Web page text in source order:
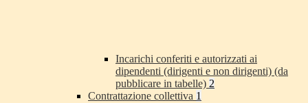
Incarichi conferiti e autorizzati ai
dipendenti (dirigenti e non dirigenti) (da
pubblicare in tabelle) 2
Contrattazione collettiva 1